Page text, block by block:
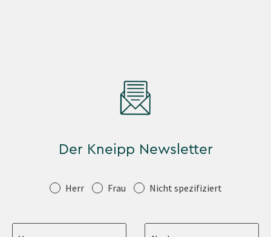
Der Kneipp Newsletter
Anrede Herr Frau Nicht spezifiziert